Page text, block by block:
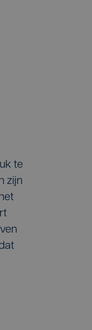
te
zijn